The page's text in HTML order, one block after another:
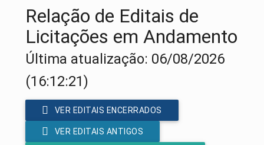
Relação de Editais de
Licitações em Andamento
Última atualização: 06/08/2026
(16:12:21)
VER EDITAIS ENCERRADOS
VER EDITAIS ANTIGOS